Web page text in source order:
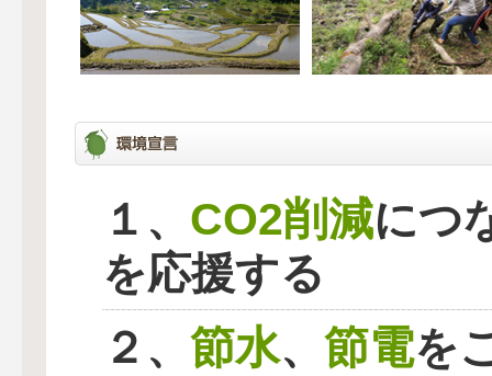
１、 CO2削減につ
を応援する
２、 節水、 節電を